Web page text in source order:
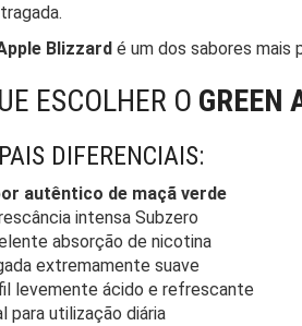
Blizzard é um dos sabores
ESCOLHER O GREEN
DIFERENCIAIS:
autêntico de maçã verde
intensa Subzero
absorção de nicotina
extremamente suave
levemente ácido e refrescante
para utilização diária